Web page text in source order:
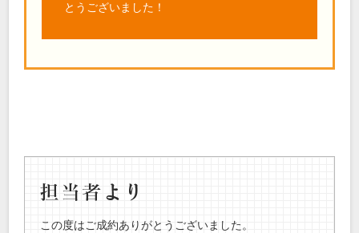
とうございました！
この度はご成約ありがとうございました。